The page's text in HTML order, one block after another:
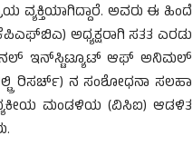
ವ್ಯಕ್ತಿಯಾಗಿದ್ದಾರೆ. ಅವರು ಈ ಹಿಂದೆ
ಅಧ್ಯಕ್ಷರಾಗಿ ಸತತ ಎರಡು
ಇನ್‌ಸ್ಟಿಟ್ಯೂಟ್ ಆಫ್ ಅನಿಮಲ್
ರಿಸರ್ಚ್) ನ ಸಂಶೋಧನಾ ಸಲಹಾ
ಮಂಡಳಿಯ (ವಿಸಿಐ) ಆಡಳಿತ